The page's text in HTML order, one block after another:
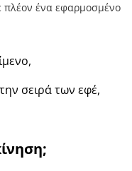
πλέον ένα εφαρμοσμένο
σειρά των εφέ,